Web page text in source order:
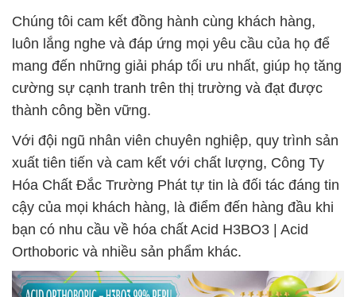
Chúng tôi cam kết đồng hành cùng khách hàng,
luôn lắng nghe và đáp ứng mọi yêu cầu của họ để
mang đến những giải pháp tối ưu nhất, giúp họ tăng
cường sự cạnh tranh trên thị trường và đạt được
thành công bền vững.
Với đội ngũ nhân viên chuyên nghiệp, quy trình sản
xuất tiên tiến và cam kết với chất lượng, Công Ty
Hóa Chất Đắc Trường Phát tự tin là đối tác đáng tin
cậy của mọi khách hàng, là điểm đến hàng đầu khi
bạn có nhu cầu về hóa chất Acid H3BO3 | Acid
Orthoboric và nhiều sản phẩm khác.